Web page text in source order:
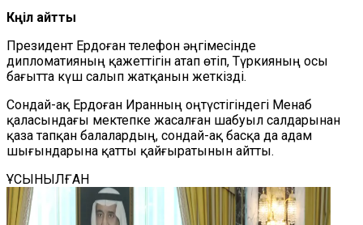
Көңіл айтты
Президент Ердоған телефон әңгімесінде
дипломатияның қажеттігін атап өтіп, Түркияның осы
бағытта күш салып жатқанын жеткізді.
Сондай-ақ Ердоған Иранның оңтүстігіндегі Менаб
қаласындағы мектепке жасалған шабуыл салдарынан
қаза тапқан балалардың, сондай-ақ басқа да адам
шығындарына қатты қайғыратынын айтты.
ҰСЫНЫЛҒАН